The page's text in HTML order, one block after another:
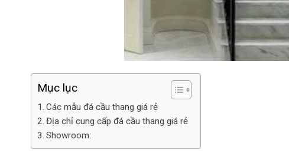
Mục lục
Các mẫu đá cầu thang giá rẻ
Địa chỉ cung cấp đá cầu thang giá rẻ
Showroom: